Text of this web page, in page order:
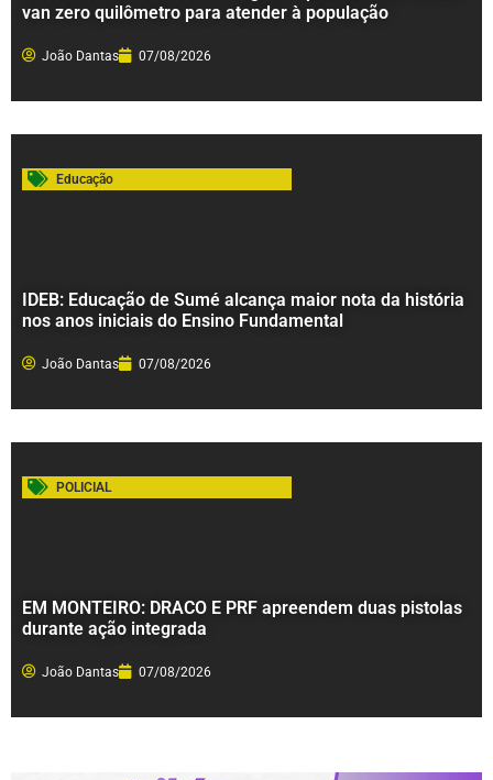
van zero quilômetro para atender à população
João Dantas 07/08/2026
Educação
IDEB: Educação de Sumé alcança maior nota da história
nos anos iniciais do Ensino Fundamental
João Dantas 07/08/2026
POLICIAL
EM MONTEIRO: DRACO E PRF apreendem duas pistolas
durante ação integrada
João Dantas 07/08/2026